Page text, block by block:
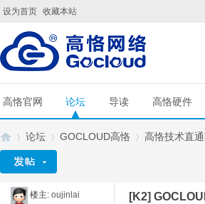
设为首页 收藏本站
高恪官网 论坛 导读 高恪硬件
»
论坛
›
GOCLOUD高恪 高恪技术直
楼主: oujinlai [K2]